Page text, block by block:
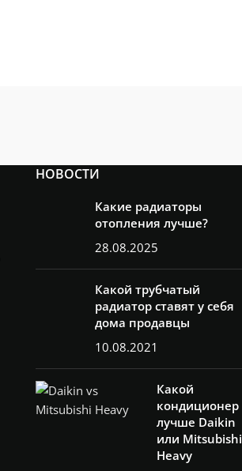
НОВОСТИ
Какие радиаторы
отопления лучше?
28.08.2025
Какой трубчатый
радиатор ставят у себя
дома продавцы
10.08.2021
Какой
кондиционер
лучше Daikin
или Mitsubishi
Heavy